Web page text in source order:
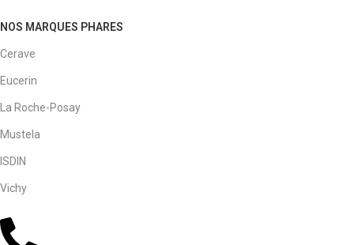
NOS MARQUES PHARES
Cerave
Eucerin
La Roche-Posay
Mustela
ISDIN
Vichy